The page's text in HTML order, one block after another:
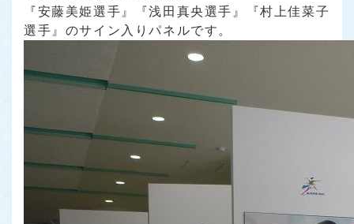
『安藤美姫選手』『浅田真央選手』『村上佳菜子
選手』のサイン入りパネルです。